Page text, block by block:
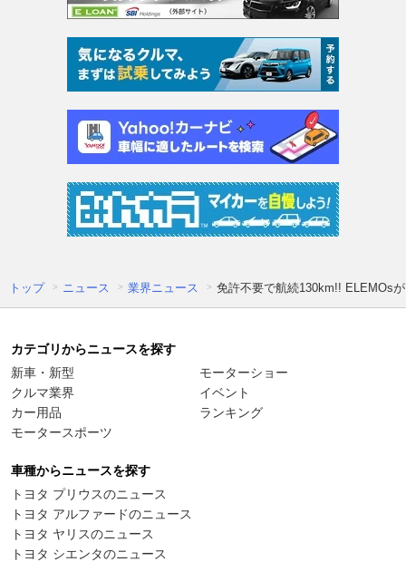
トップ ニュース 業界ニュース 免許不要で航続130km!! ELEMOs
カテゴリからニュースを探す
新車・新型
クルマ業界
カー用品
モータースポーツ
モーターショー
イベント
ランキング
車種からニュースを探す
トヨタ プリウスのニュース
トヨタ アルファードのニュース
トヨタ ヤリスのニュース
トヨタ シエンタのニュース